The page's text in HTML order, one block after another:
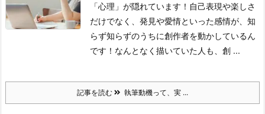
「心理」が隠れています！自己表現や楽しさ
だけでなく、発見や愛情といった感情が、知
らず知らずのうちに創作者を動かしているん
です！なんとなく描いていた人も、創 ...
記事を読む 執筆動機って、実 ...